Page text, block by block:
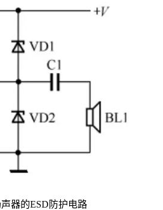
声器的ESD防护电路